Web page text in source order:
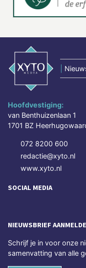
Hoofdvestiging:
van Benthuizenlaan 1
1701 BZ
072 8200 600
redactie@xyto.nl
www.xyto.nl
SOCIAL MEDIA
NIEUWSBRIEF
Schrijf je in voor onze
samenvatting van alle